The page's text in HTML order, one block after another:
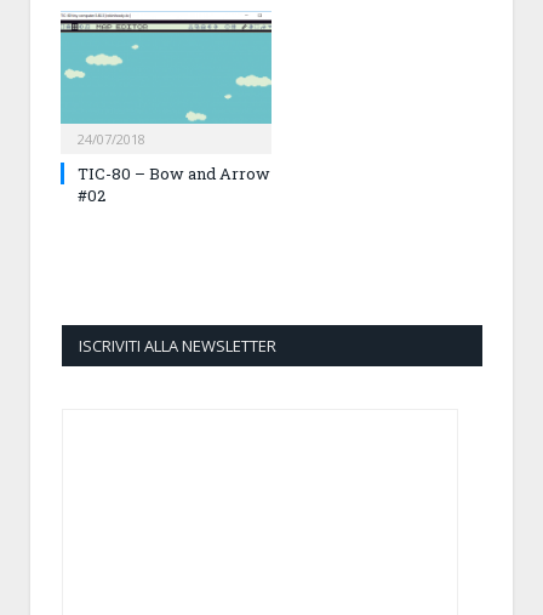
24/07/2018
TIC-80 – Bow and Arrow
#02
ISCRIVITI ALLA NEWSLETTER